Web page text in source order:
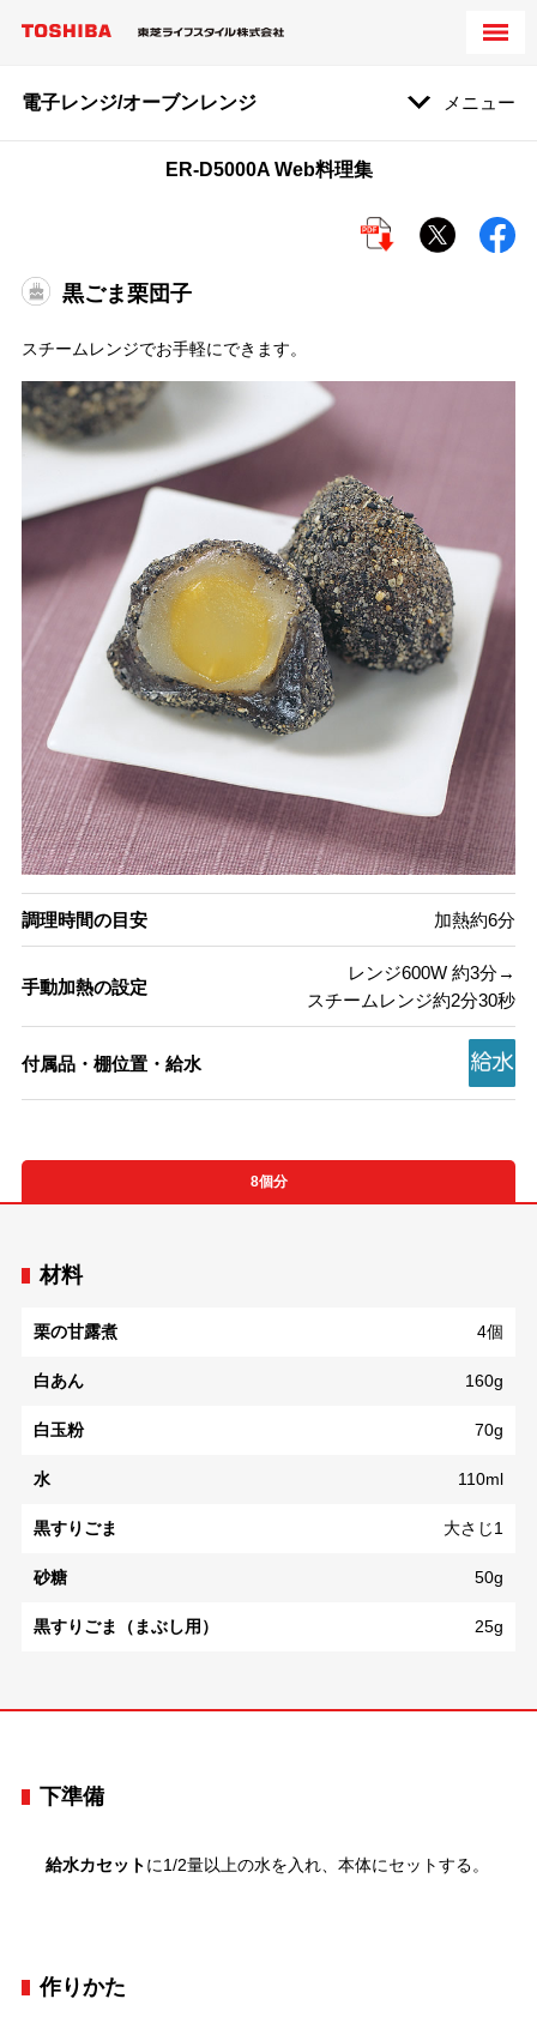
電子レンジ/オーブンレンジ メニュー
ER-D5000A Web料理集
黒ごま栗団子
スチームレンジでお手軽にできます。
調理時間の目安 加熱約6分
手動加熱の設定
レンジ600W 約3分→
スチームレンジ約2分30秒
付属品・棚位置・給水
8個分
材料
栗の甘露煮 4個
白あん 160g
白玉粉 70g
水 110ml
黒すりごま 大さじ1
砂糖 50g
黒すりごま（まぶし用） 25g
下準備
給水カセットに1/2量以上の水を入れ、本体にセットする。
作りかた